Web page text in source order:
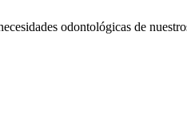
odontológicas de